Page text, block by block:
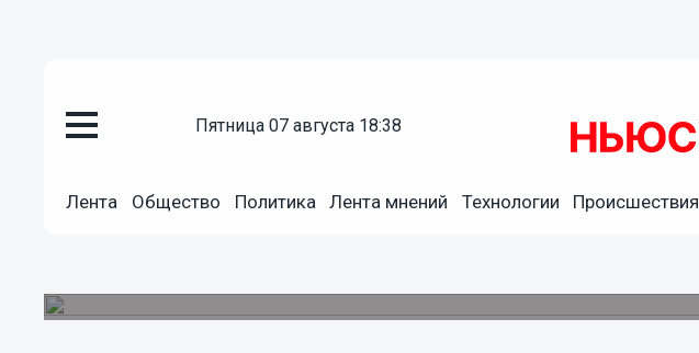
пятница 07 августа 18:38
Лента Общество Политика Лента мнений Технологии Происшествия
01.04.202314:26